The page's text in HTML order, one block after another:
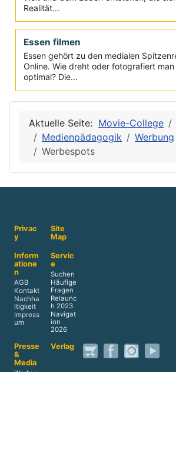
Unsocial Media
Blogs und Postings lassen oft
Welt und dem Leben entstehen, die
Realität...
Online. Wie dreht oder fotografiert
optimal? Die...
Privac
y
Site
Map
Inform
atione
Kontakt
Nachha
ltigkeit
Impress
Servic
e
Suchen
Fragen
Navigat